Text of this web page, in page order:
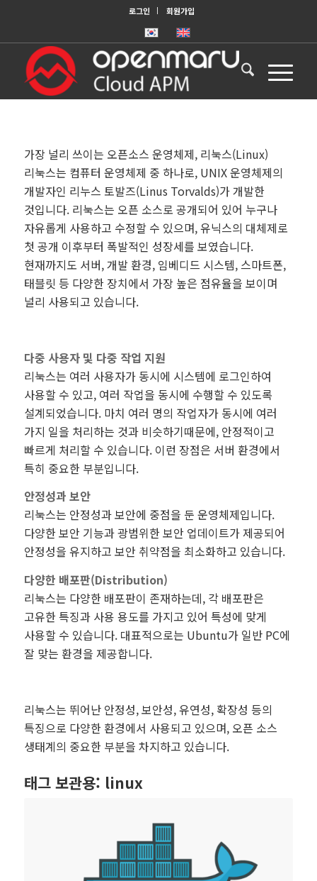
로그인 회원가입
가장 널리 쓰이는 오픈소스 운영체제, 리눅스(Linux)
리눅스는 컴퓨터 운영체제 중 하나로, UNIX 운영체제의
개발자인 리누스 토발즈(Linus Torvalds)가 개발한
것입니다. 리눅스는 오픈 소스로 공개되어 있어 누구나
자유롭게 사용하고 수정할 수 있으며, 유닉스의 대체제로
첫 공개 이후부터 폭발적인 성장세를 보였습니다.
현재까지도 서버, 개발 환경, 임베디드 시스템, 스마트폰,
태블릿 등 다양한 장치에서 가장 높은 점유율을 보이며
널리 사용되고 있습니다.
다중 사용자 및 다중 작업 지원
리눅스는 여러 사용자가 동시에 시스템에 로그인하여
사용할 수 있고, 여러 작업을 동시에 수행할 수 있도록
설계되었습니다. 마치 여러 명의 작업자가 동시에 여러
가지 일을 처리하는 것과 비슷하기때문에, 안정적이고
빠르게 처리할 수 있습니다. 이런 장점은 서버 환경에서
특히 중요한 부분입니다.
안정성과 보안
리눅스는 안정성과 보안에 중점을 둔 운영체제입니다.
다양한 보안 기능과 광범위한 보안 업데이트가 제공되어
안정성을 유지하고 보안 취약점을 최소화하고 있습니다.
다양한 배포판(Distribution)
리눅스는 다양한 배포판이 존재하는데, 각 배포판은
고유한 특징과 사용 용도를 가지고 있어 특성에 맞게
사용할 수 있습니다. 대표적으로는 Ubuntu가 일반 PC에
잘 맞는 환경을 제공합니다.
리눅스는 뛰어난 안정성, 보안성, 유연성, 확장성 등의
특징으로 다양한 환경에서 사용되고 있으며, 오픈 소스
생태계의 중요한 부분을 차지하고 있습니다.
태그 보관용: linux